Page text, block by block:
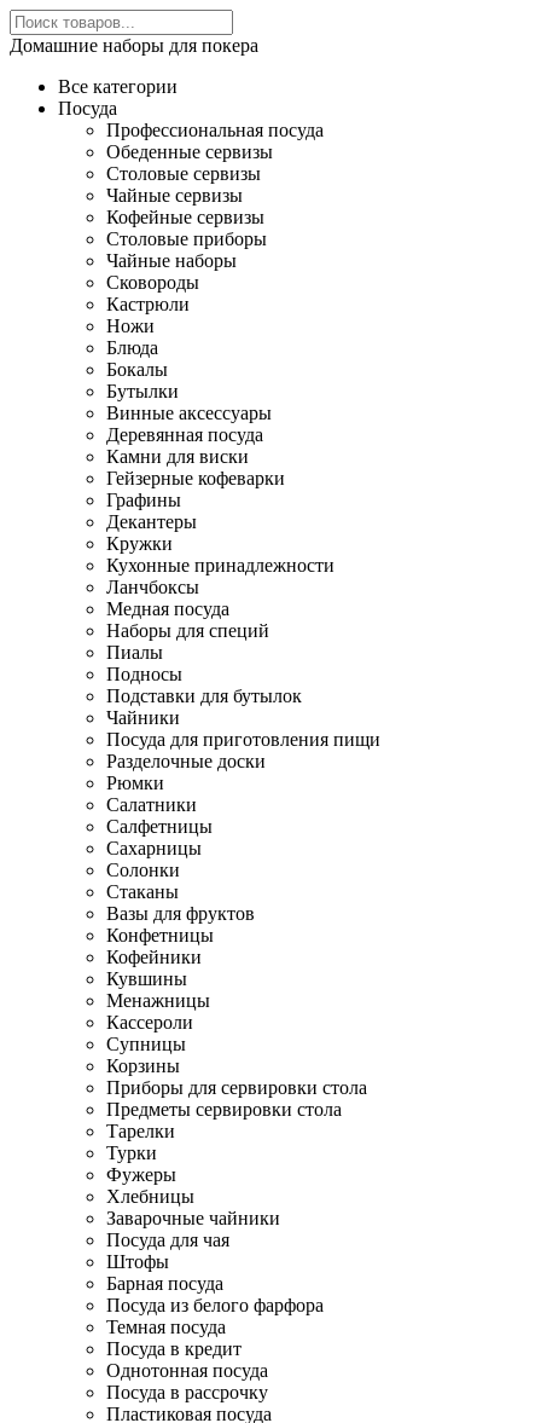
Домашние наборы для покера
Все категории
Посуда
Профессиональная посуда
Обеденные сервизы
Столовые сервизы
Чайные сервизы
Кофейные сервизы
Столовые приборы
Чайные наборы
Сковороды
Кастрюли
Ножи
Блюда
Бокалы
Бутылки
Винные аксессуары
Деревянная посуда
Камни для виски
Гейзерные кофеварки
Графины
Декантеры
Кружки
Кухонные принадлежности
Ланчбоксы
Медная посуда
Наборы для специй
Пиалы
Подносы
Подставки для бутылок
Чайники
Посуда для приготовления пищи
Разделочные доски
Рюмки
Салатники
Салфетницы
Сахарницы
Солонки
Стаканы
Вазы для фруктов
Конфетницы
Кофейники
Кувшины
Менажницы
Кассероли
Супницы
Корзины
Приборы для сервировки стола
Предметы сервировки стола
Тарелки
Турки
Фужеры
Хлебницы
Заварочные чайники
Посуда для чая
Штофы
Барная посуда
Посуда из белого фарфора
Темная посуда
Посуда в кредит
Однотонная посуда
Посуда в рассрочку
Пластиковая посуда